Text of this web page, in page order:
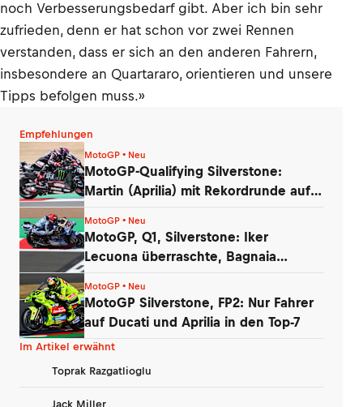
noch Verbesserungsbedarf gibt. Aber ich bin sehr
zufrieden, denn er hat schon vor zwei Rennen
verstanden, dass er sich an den anderen Fahrern,
insbesondere an Quartararo, orientieren und unsere
Tipps befolgen muss.»
Empfehlungen
MotoGP • Neu
MotoGP-Qualifying Silverstone:
Martin (Aprilia) mit Rekordrunde auf
MotoGP • Neu
MotoGP, Q1, Silverstone: Iker
Lecuona überraschte, Bagnaia
MotoGP • Neu
MotoGP Silverstone, FP2: Nur Fahrer
auf Ducati und Aprilia in den Top-7
Im Artikel erwähnt
Toprak Razgatlioglu
Jack Miller